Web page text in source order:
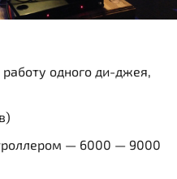
одного ди-джея,
— 6000 — 9000